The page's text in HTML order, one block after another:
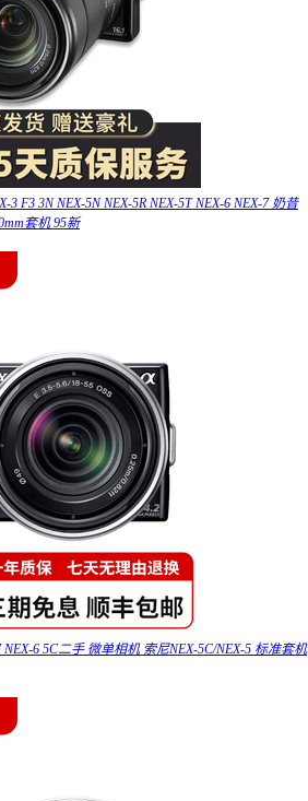
F3 3N NEX-5N NEX-5R NEX-5T NEX-6 NEX-7 奶昔
套机 95新
NEX-6 5C二手 微单相机 索尼NEX-5C/NEX-5 标准套机